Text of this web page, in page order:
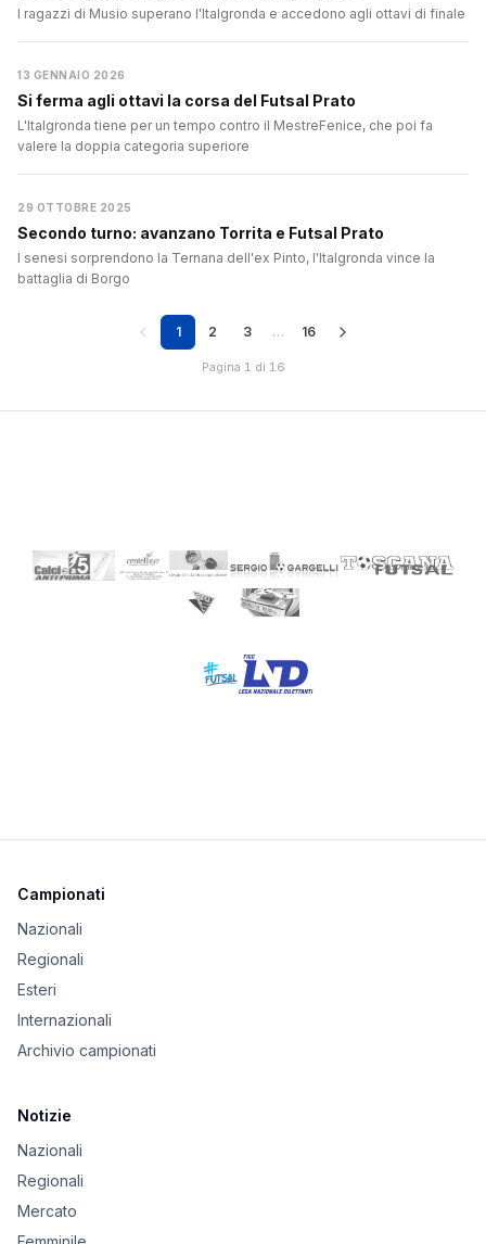
I ragazzi di Musio superano l'Italgronda e accedono agli ottavi di finale
13 GENNAIO 2026
Si ferma agli ottavi la corsa del Futsal Prato
L'Italgronda tiene per un tempo contro il MestreFenice, che poi fa
valere la doppia categoria superiore
29 OTTOBRE 2025
Secondo turno: avanzano Torrita e Futsal Prato
I senesi sorprendono la Ternana dell'ex Pinto, l'Italgronda vince la
battaglia di Borgo
1 2 3 … 16
Pagina 1 di 16
Campionati
Nazionali
Regionali
Esteri
Internazionali
Archivio campionati
Notizie
Nazionali
Regionali
Mercato